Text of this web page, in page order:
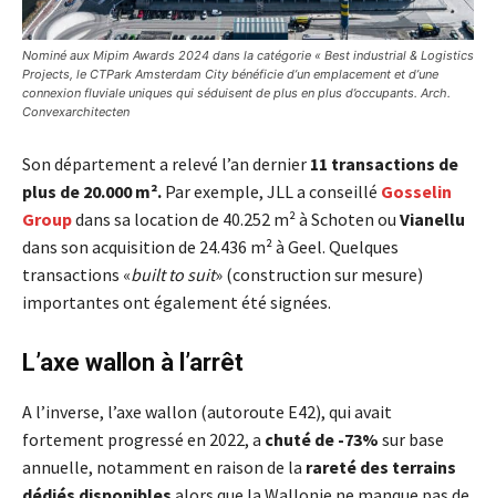
Nominé aux Mipim Awards 2024 dans la catégorie « Best industrial & Logistics
Projects, le CTPark Amsterdam City bénéficie d’un emplacement et d’une
connexion fluviale uniques qui séduisent de plus en plus d’occupants. Arch.
Convexarchitecten
Son département a relevé l’an dernier 11 transactions de
plus de 20.000 m². Par exemple, JLL a conseillé Gosselin
Groupdans sa location de 40.252 m² à Schoten ou Vianellu
dans son acquisition de 24.436 m² à Geel. Quelques
transactions «built to suit» (construction sur mesure)
importantes ont également été signées.
L’axe wallon à l’arrêt
A l’inverse, l’axe wallon (autoroute E42), qui avait
fortement progressé en 2022, a chuté de -73% sur base
annuelle, notamment en raison de la rareté des terrains